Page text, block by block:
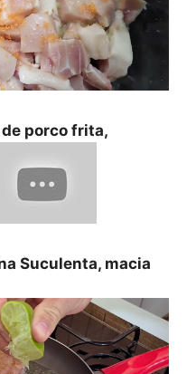
porco frita,
Suculenta, macia